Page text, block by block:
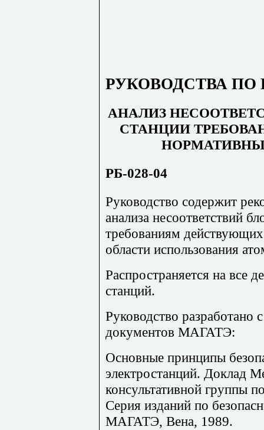
РУКОВОДСТВА ПО
АНАЛИЗ
СТАНЦИИ
РБ-028-04
Руководство содержит
анализа несоответствий
требованиям
области использования
Распространяется на все
станций.
Руководство
документов МАГАТЭ:
Основные принципы
электростанций. Доклад
консультативной группы
Серия изданий по
МАГАТЭ, Вена, 1989.